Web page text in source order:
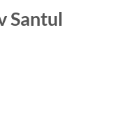
Santul